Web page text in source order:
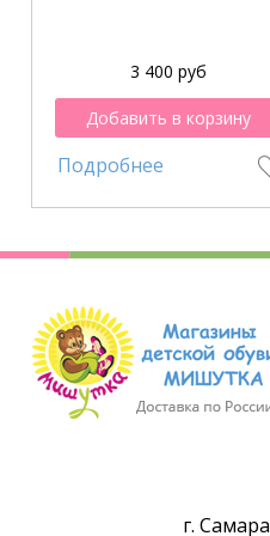
3 400 руб
Добавить в корзину
Подробнее
г. Самара